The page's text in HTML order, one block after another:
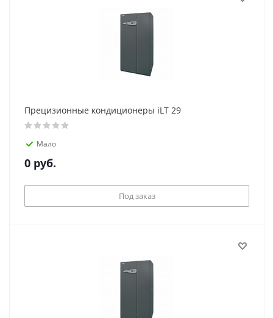
Прецизионные кондиционеры iLT 29
Мало
0 руб.
Под заказ